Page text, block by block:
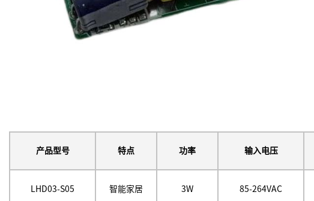
产品型号 特点 功率 输入电压
LHD03-S05 智能家居 3W 85-264VAC